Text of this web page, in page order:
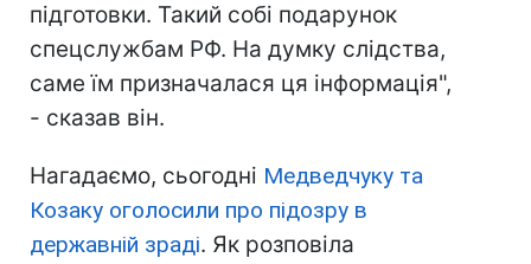
підготовки. Такий собі подарунок
спецслужбам РФ. На думку слідства,
саме їм призначалася ця інформація",
- сказав він.
Нагадаємо, сьогодні Медведчуку та
Козаку оголосили про підозру в
державній зраді. Як розповіла